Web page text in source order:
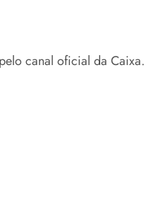
canal oficial da Caixa.